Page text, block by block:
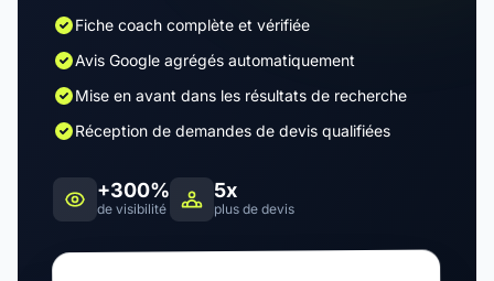
Fiche coach complète et vérifiée
Avis Google agrégés automatiquement
Mise en avant dans les résultats de recherche
Réception de demandes de devis qualifiées
+300%
de visibilité
5x
plus de devis